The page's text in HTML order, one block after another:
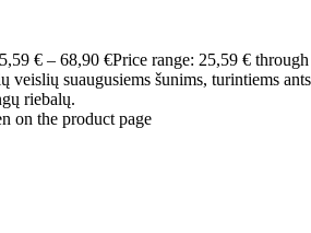
€ – 68,90 €Price range: 25,59 €
suaugusiems šunims, turintiems
riebalų.
on the product page